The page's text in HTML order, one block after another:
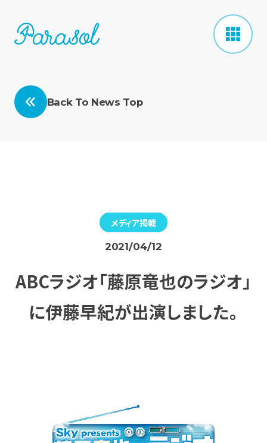
Back To News Top
メディア掲載
2021/04/12
ABCラジオ「藤原竜也のラジオ」
に伊藤早紀が出演しました。